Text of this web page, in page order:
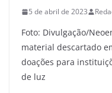
5 de abril de 2023
Foto: Divulgação/
material descartado
doações para
de luz